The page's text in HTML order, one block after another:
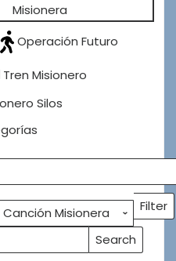
Misionera
Operación Futuro
Tren Misionero
Silos
Filter
Search
Events